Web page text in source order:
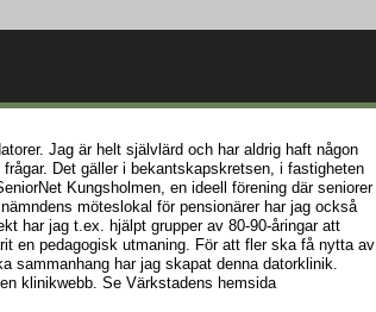
Jag är helt självlärd och har aldrig haft någon
Det gäller i bekantskapskretsen, i fastigheten
Kungsholmen, en ideell förening där seniorer
möteslokal för pensionärer har jag också
har jag t.ex. hjälpt grupper av 80-90-åringar att
en pedagogisk utmaning. För att fler ska få nytta av
sammanhang har jag skapat denna datorklinik.
klinikwebb. Se Värkstadens hemsida